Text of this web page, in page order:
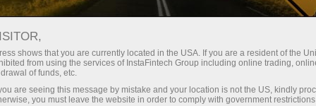
InstaForex Secara Langsung
iFX EXPO INTERNATIONAL,18 Jun, 2024, Limassol, Cyprus
iFX EXPO INTERNATIONAL,
shows that you are currently located in the USA. If you are a resident of the
from using the services of InstaFintech Group including online trading,
of funds, etc.
are seeing this message by mistake and your location is not the US, kindly
you must leave the website in order to comply with government